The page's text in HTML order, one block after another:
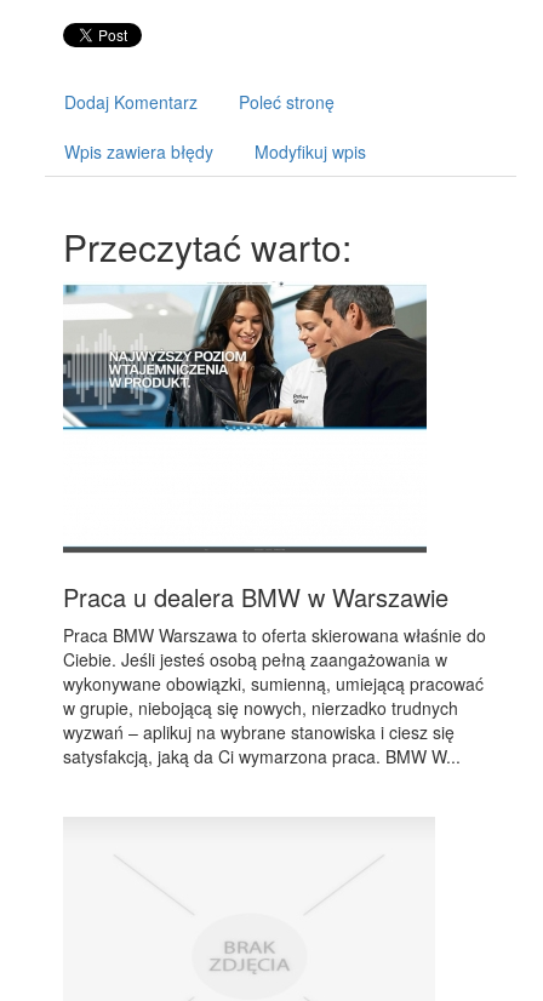
Dodaj Komentarz Poleć stronę
Wpis zawiera błędy Modyfikuj wpis
Przeczytać warto:
Praca u dealera BMW w Warszawie
Praca BMW Warszawa to oferta skierowana właśnie do
Ciebie. Jeśli jesteś osobą pełną zaangażowania w
wykonywane obowiązki, sumienną, umiejącą pracować
w grupie, niebojącą się nowych, nierzadko trudnych
wyzwań – aplikuj na wybrane stanowiska i ciesz się
satysfakcją, jaką da Ci wymarzona praca. BMW W...